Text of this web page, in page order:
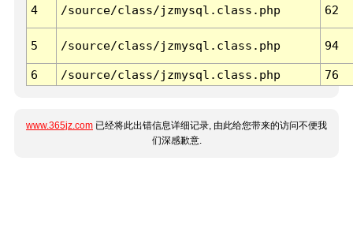
4 /source/class/jzmysql.class.php 62
5 /source/class/jzmysql.class.php 94
6 /source/class/jzmysql.class.php 76
www.365jz.com 已经将此出错信息详细记录, 由此给您带来的访问不便我
们深感歉意.